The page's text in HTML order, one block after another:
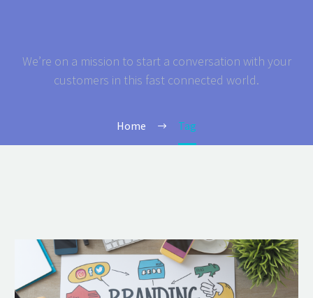
We’re on a mission to start a conversation with your
customers in this fast connected world.
Home Tag